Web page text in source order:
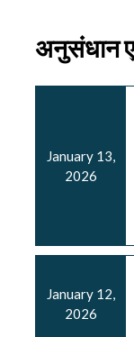
अनुसंधान
January 13,
2026
January 12,
2026